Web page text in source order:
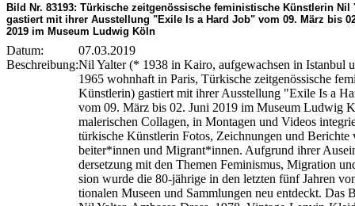
Bild Nr. 83193: Türkische zeitgenössische feministische Künstlerin Nil
gastiert mit ihrer Ausstellung "Exile Is a Hard Job" vom 09. März bis
2019 im Museum Ludwig Köln
Datum:
07.03.2019
Beschreibung:Nil Yalter (* 1938 in Kairo, aufgewachsen in Istanbul
1965 wohnhaft in Paris, Türkische zeitgenössische
Künstlerin) gastiert mit ihrer Ausstellung "Exile Is a
vom 09. März bis 02. Juni 2019 im Museum Ludwig
ma­lerischen Col­la­gen, in Mon­ta­gen und Videos
türkische Kün­st­lerin Fo­tos, Zeich­nun­gen und
beit­er*in­nen und Mi­grant*in­nen. Auf­grund ihr­er
derset­zung mit den The­men Fe­mi­n­is­mus, Mi­gra­tion
sion wurde die 80-jährige in den let­zten fünf Jahren
tio­nalen Museen und Samm­lun­gen neu ent­deckt. Das